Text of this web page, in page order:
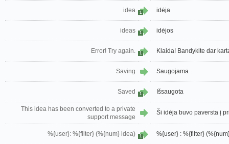
idea 1 idėja
ideas 1 idėjos
Error! Try again. 1 Klaida! Bandykite dar
Saving Saugojama
Saved 1 Išsaugota
This idea has been converted to a private
support message
Ši idėja buvo paversta į
%{user}: %{filter} (%{num} idea) 1 %{user} : %{filter}